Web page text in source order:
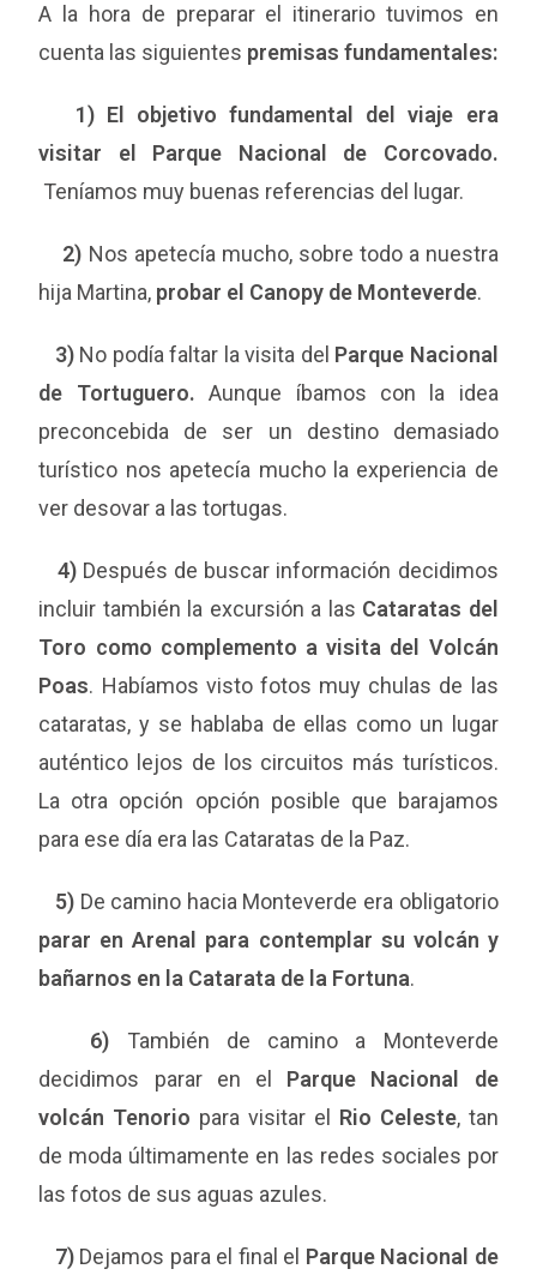
A la hora de preparar el itinerario tuvimos en
cuenta las siguientes premisas fundamentales:
1) El objetivo fundamental del viaje era
visitar el Parque Nacional de Corcovado.
Teníamos muy buenas referencias del lugar.
2) Nos apetecía mucho, sobre todo a nuestra
hija Martina, probar el Canopy de Monteverde.
3)No podía faltar la visita del Parque Nacional
de Tortuguero.Aunque íbamos con la idea
preconcebida de ser un destino demasiado
turístico nos apetecía mucho la experiencia de
ver desovar a las tortugas.
4)Después de buscar información decidimos
incluir también la excursión a las Cataratas del
Toro como complemento a visita del Volcán
Poas. Habíamos visto fotos muy chulas de las
cataratas, y se hablaba de ellas como un lugar
auténtico lejos de los circuitos más turísticos.
La otra opción opción posible que barajamos
para ese día era las Cataratas de la Paz.
5) De camino hacia Monteverde era obligatorio
parar en Arenal para contemplar su volcán y
bañarnos en la Catarata de la Fortuna.
6) También de camino a Monteverde
decidimos parar en el Parque Nacional de
volcán Tenorio para visitar el Rio Celeste, tan
de moda últimamente en las redes sociales por
las fotos de sus aguas azules.
7)Dejamos para el final el Parque Nacional de